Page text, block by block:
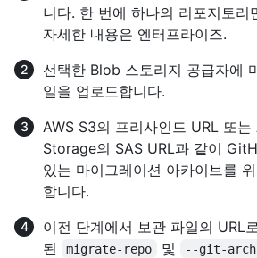
니다. 한 번에 하나의 리포지토리
자세한 내용은 엔터프라이즈.
선택한 Blob 스토리지 공급자에
일을 업로드합니다.
AWS S3의 프리사인드 URL 또
Storage의 SAS URL과 같이
있는 마이그레이션 아카이브를
합니다.
이전 단계에서 보관 파일의 URL
된
migrate-repo 및 --git-